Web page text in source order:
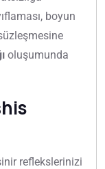
boyun
oluşumunda
reflekslerinizi